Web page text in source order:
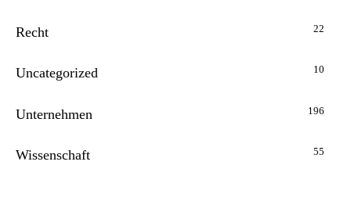
Recht 22
Uncategorized 10
Unternehmen 196
Wissenschaft 55